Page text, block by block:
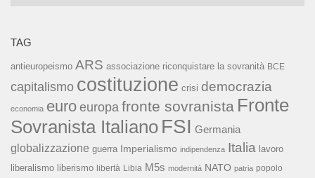
TAG
antieuropeismo ARS associazione riconquistare la sovranità BCE
capitalismo costituzione crisi democrazia
economia euro europa fronte sovranista Fronte
Sovranista Italiano FSI Germania
globalizzazione guerra Imperialismo indipendenza Italia lavoro
liberalismo liberismo libertà Libia M5s modernità NATO patria popolo